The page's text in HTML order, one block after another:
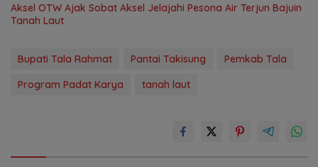
Aksel OTW Ajak Sobat Aksel Jelajahi Pesona Air Terjun Bajuin
Tanah Laut
Bupati Tala Rahmat Pantai Takisung
Pemkab Tala
Program Padat Karya
tanah laut